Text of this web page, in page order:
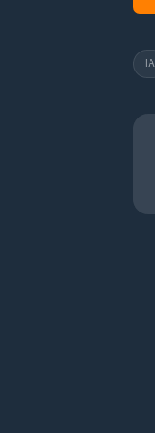
IA